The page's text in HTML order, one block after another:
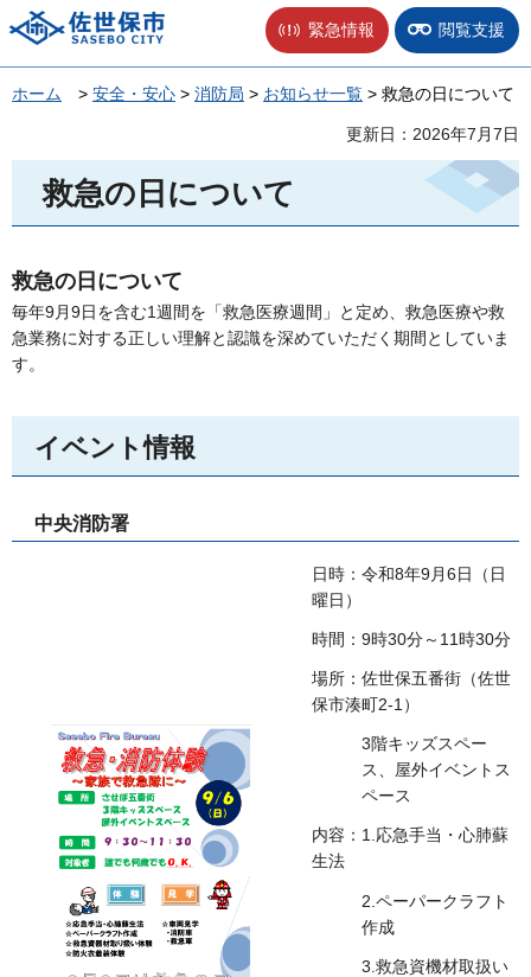
佐世保市 緊急情報 閲覧支援
ホーム > 安全・安心 > 消防局 > お知らせ一覧 > 救急の日について
更新日：2026年7月7日
救急の日について
救急の日について
毎年9月9日を含む1週間を「救急医療週間」と定め、救急医療や救
急業務に対する正しい理解と認識を深めていただく期間としていま
す。
イベント情報
中央消防署
日時：令和8年9月6日（日
曜日）
時間：9時30分～11時30分
場所：佐世保五番街（佐世
保市湊町2-1）
3階キッズスペー
ス、屋外イベントス
ペース
内容：1.応急手当・心肺蘇
生法
2.ペーパークラフト
作成
3.救急資機材取扱い